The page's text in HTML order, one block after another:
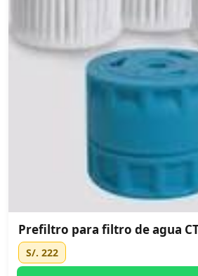
Prefiltro para filtro de agua
S/. 222